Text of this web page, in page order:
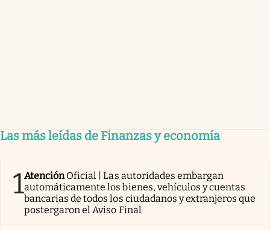
Las más leídas de Finanzas y economía
1AtenciónOficial | Las autoridades embargan
automáticamente los bienes, vehículos y cuentas
bancarias de todos los ciudadanos y extranjeros que
postergaron el Aviso Final